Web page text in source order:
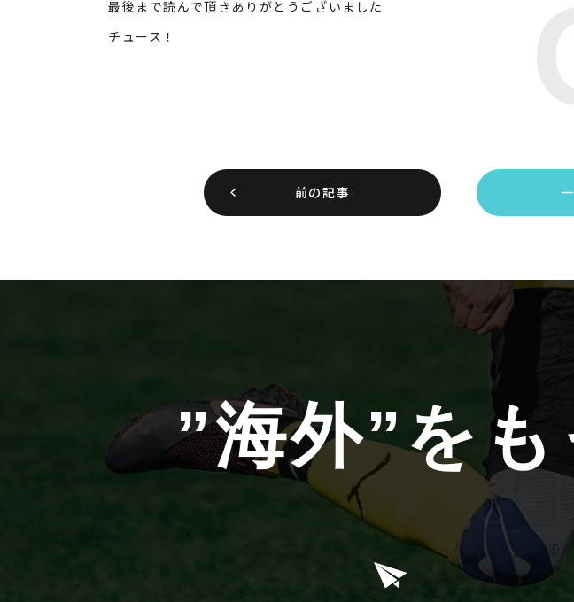
最後まで読んで頂きありがとうございました
チュース！
前の記事
”海外”をも